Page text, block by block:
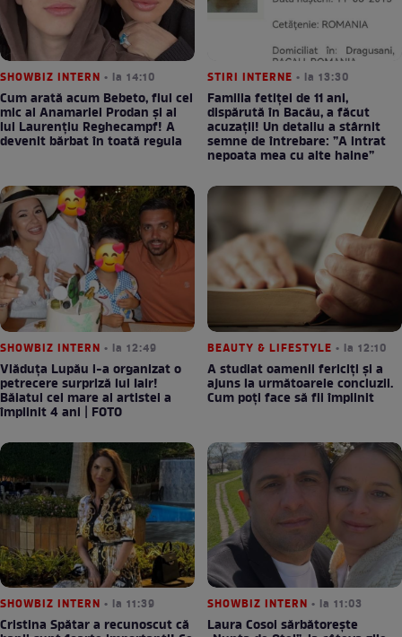
SHOWBIZ INTERN • la 14:10
Cum arată acum Bebeto, fiul cel
mic al Anamariei Prodan și al
lui Laurențiu Reghecampf! A
devenit bărbat în toată regula
STIRI INTERNE • la 13:30
Familia fetiței de 11 ani,
dispărută în Bacău, a făcut
acuzații! Un detaliu a stârnit
semne de întrebare: ”A intrat
nepoata mea cu alte haine”
SHOWBIZ INTERN • la 12:49
Vlăduța Lupău i-a organizat o
petrecere surpriză lui Iair!
Băiatul cel mare al artistei a
împlinit 4 ani | FOTO
BEAUTY & LIFESTYLE • la 12:10
A studiat oamenii fericiți și a
ajuns la următoarele concluzii.
Cum poți face să fii împlinit
SHOWBIZ INTERN • la 11:39
Cristina Spătar a recunoscut că
SHOWBIZ INTERN • la 11:03
Laura Cosoi sărbătorește